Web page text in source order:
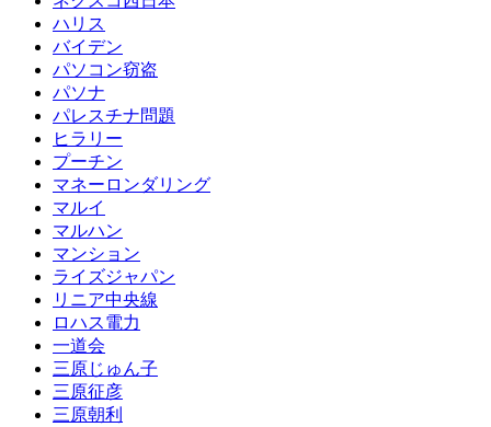
ハリス
バイデン
パソコン窃盗
パソナ
パレスチナ問題
ヒラリー
プーチン
マネーロンダリング
マルイ
マルハン
マンション
ライズジャパン
リニア中央線
ロハス電力
一道会
三原じゅん子
三原征彦
三原朝利